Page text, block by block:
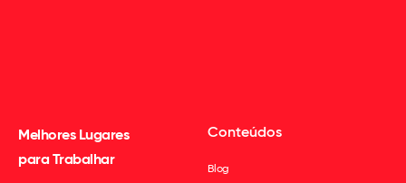
Melhores Lugares
para Trabalhar
Conteúdos
Blog